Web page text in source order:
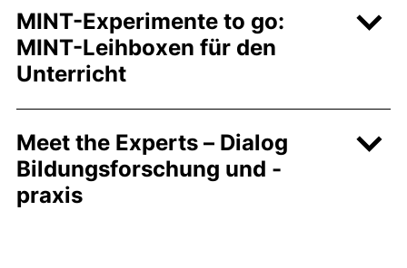
MINT-Experimente to go:
MINT-Leihboxen für den
Unterricht
Meet the Experts – Dialog
Bildungsforschung und -
praxis